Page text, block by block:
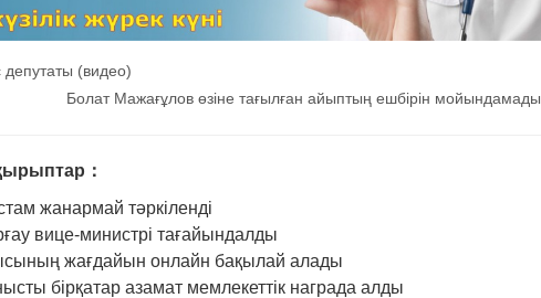
депутаты (видео)
Болат Мажағұлов өзіне тағылған айыптың ешбірін мойындамады
：
жанармай тәркіленді
вице-министрі тағайындалды
жағдайын онлайн бақылай алады
бірқатар азамат мемлекеттік награда алды